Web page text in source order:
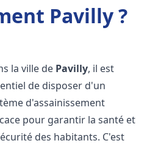
Pavilly ?
la ville de Pavilly, il est
de disposer d'un
d'assainissement
pour garantir la santé et
des habitants. C'est